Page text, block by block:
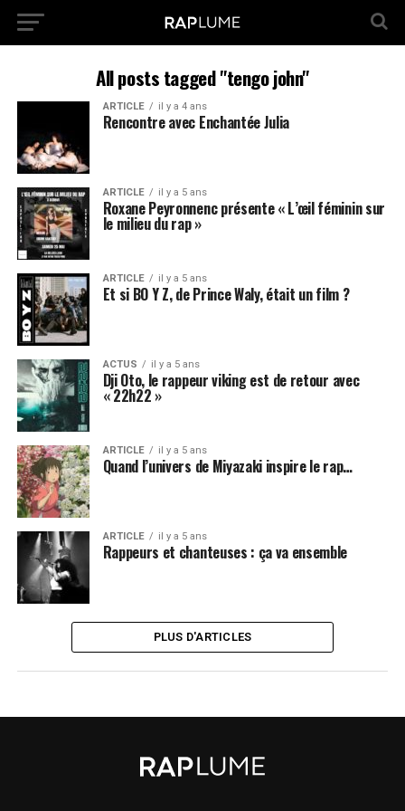
All posts tagged "tengo john"
ARTICLE il y a 4 ans
Rencontre avec Enchantée Julia
ARTICLE il y a 5 ans
Roxane Peyronnenc présente « L’œil féminin sur
le milieu du rap »
ARTICLE il y a 5 ans
Et si BO Y Z, de Prince Waly, était un film ?
ACTUS il y a 5 ans
Dji Oto, le rappeur viking est de retour avec
« 22h22 »
ARTICLE il y a 5 ans
Quand l’univers de Miyazaki inspire le rap…
ARTICLE il y a 5 ans
Rappeurs et chanteuses : ça va ensemble
PLUS D'ARTICLES